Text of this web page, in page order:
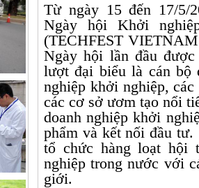
Từ ngày 15 đến 17/
Ngày hội Khởi
(TECHFEST
Ngày hội lần đầu
lượt đại biểu là cán bộ
nghiệp khởi nghiệp,
các cơ sở ươm tạo nổi
doanh nghiệp khởi
phẩm và kết nối đầu
tổ chức hàng loạt hội
nghiệp trong nước với
giới.